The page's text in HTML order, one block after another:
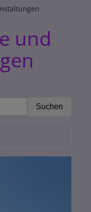
und